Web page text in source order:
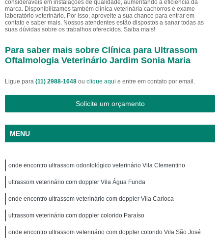
consideráveis em instalações de qualidade, aumentando a eficiência da
marca. Disponibilizamos também clínica veterinária cachorros e exame
laboratório veterinário. Por isso, aproveite a sua chance para entrar em
contato e saber mais. Nossos atendentes estão dispostos a sanar todas as
suas dúvidas sobre os trabalhos oferecidos. Saiba mais!
Para saber mais sobre Clínica para Ultrassom
Oftalmologia Veterinário Jardim Sonia Maria
Ligue para (11) 2988-1648 ou clique aqui e entre em contato por email.
Solicite um orçamento
MENU
onde encontro ultrassom odontológico veterinário Vila Clementino
ultrassom veterinário com doppler Vila Água Funda
onde encontro ultrassom veterinário com doppler Vila Carioca
ultrassom veterinário com doppler colorido Paraíso
onde encontro ultrassom veterinário com doppler colorido Vila São José